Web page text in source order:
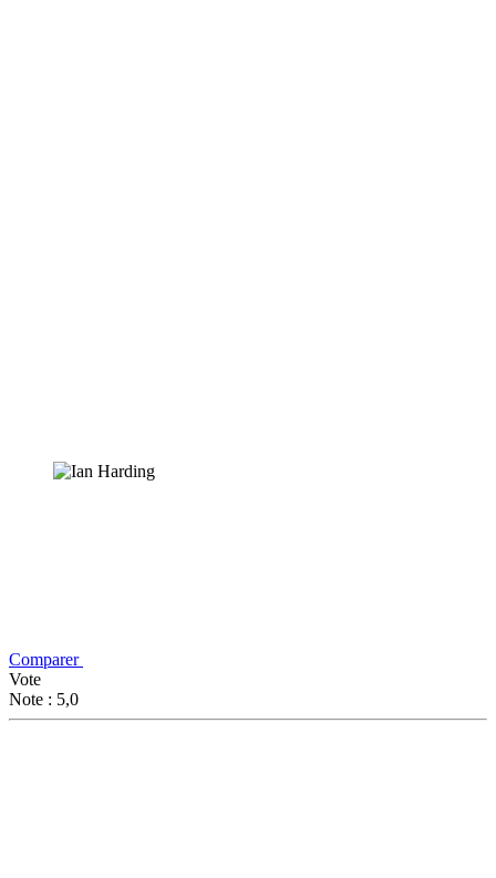
Comparer
Vote
Note : 5,0